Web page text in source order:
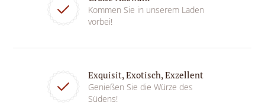
Kommen Sie in unserem Laden
vorbei!
Exquisit, Exotisch, Exzellent
Genießen Sie die Würze des
Südens!